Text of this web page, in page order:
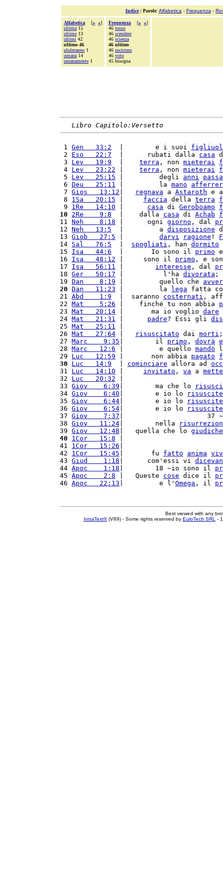
Indice| Parole: Alfabetica - Frequenza -
Alfabetica [« »]
ultima 15
ultime 13
ultimi 42
ultimo 46
ululeranno 1
umana 14
umanamente 1
Frequenza [« »]
46 rosso
46 scendere
46 scienza
46 ultimo
46 uscirono
46 voto
45 bisogna
Libro Capitolo:Versetto
1 Gen   33:2
  |        e i suoi
2 Eso   22:7
  |      rubati dalla
casa
3 Lev   19:9 terra , non mieterai
4 Lev   23:22 terra , non mieterai
5 Lev   25:15 |         degli anni
6 Deu   25:11 |         la mano
7 Gios   13:12 regnava a Astaroth e
8 1Sa   20:15 faccia della terra
9 1Re   14:10 casa di Geroboamo
10
2Re    9:8
  |    dalla
casa di Achab
11 Neh    8:18 |      ogni giorno , dal
12 Neh   13:5
  |         a
disposizione
13 Giob   27:5 darvi ragione !
14 Sal   76:5 spogliati , han dormito
15 Isa   44:6
  |       Io sono il
primo
16 Isa   48:12 |     sono il primo , e
17 Isa   56:11 interesse , dal
18 Ger   50:17 |          l'ha divorata ;
19 Dan    8:19 |         quello che
20 Dan   11:23 |         la lega fatta
21 Abd    1:9
  |  saranno
costernati ,
22 Mat    5:26 |    finché tu non abbia
23 Mat   20:14 |       ma io voglio dare
24 Mat   21:31 padre? Essi gli
25 Mat   25:11
26 Mat   27:64 risuscitato dai morti
27 Marc    9:35 |        il primo , dovrà
28 Marc   12:6 |         e quello mandò
29 Luc   12:59 |       non abbia pagato
30
Luc   14:9 cominciare allora ad
31 Luc   14:10 invitato , va a
32 Luc   20:32
33 Giov    6:39 |        ma che lo
34 Giov    6:40 |        e io lo
35 Giov    6:44 |        e io lo
36 Giov    6:54 |        e io lo
37 Giov    7:37 |                     37
38 Giov   11:24 |        nella
39 Giov   12:48 |   quella che lo
40
1Cor   15:8
41 1Cor   15:26
42 1Cor   15:45 |       fu fatto anima
43 Giud    1:18 |      com'essi vi
44 Apoc    1:18 |        18 ~io sono il
45 Apoc    2:8 |   Queste cose dice il
46 Apoc   22:13 |         e l' Omega , il
Best viewed with any
IntraText®(V89) - Some rights reserved by EuloTech SRL -